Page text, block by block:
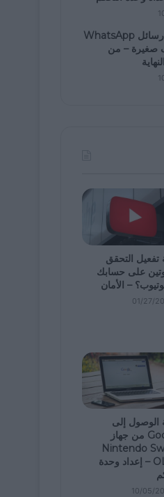
كيفية كتابة رسائل WhatsApp
صغيرة – من
تفعيل التحقق
على حسابك
– الأمان
01/27/
الوصول إلى
Google من جهاز
Nintendo
OLED – إعداد وحدة
10/05/